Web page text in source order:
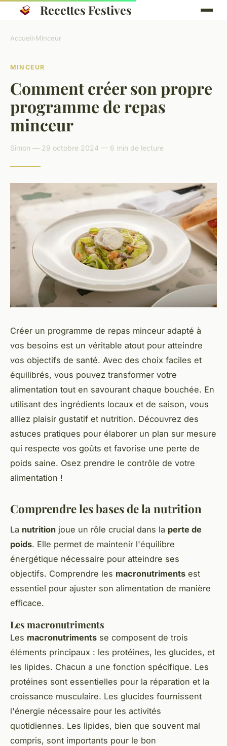
Recettes Festives
Accueil›Minceur
MINCEUR
Comment créer son propre
programme de repas
minceur
Simon — 29 octobre 2024 — 6 min de lecture
Créer un programme de repas minceur adapté à
vos besoins est un véritable atout pour atteindre
vos objectifs de santé. Avec des choix faciles et
équilibrés, vous pouvez transformer votre
alimentation tout en savourant chaque bouchée. En
utilisant des ingrédients locaux et de saison, vous
alliez plaisir gustatif et nutrition. Découvrez des
astuces pratiques pour élaborer un plan sur mesure
qui respecte vos goûts et favorise une perte de
poids saine. Osez prendre le contrôle de votre
alimentation !
Comprendre les bases de la nutrition
La nutrition joue un rôle crucial dans la perte de
poids. Elle permet de maintenir l'équilibre
énergétique nécessaire pour atteindre ses
objectifs. Comprendre les macronutriments est
essentiel pour ajuster son alimentation de manière
efficace.
Les macronutriments
Les macronutriments se composent de trois
éléments principaux : les protéines, les glucides, et
les lipides. Chacun a une fonction spécifique. Les
protéines sont essentielles pour la réparation et la
croissance musculaire. Les glucides fournissent
l'énergie nécessaire pour les activités
quotidiennes. Les lipides, bien que souvent mal
compris, sont importants pour le bon